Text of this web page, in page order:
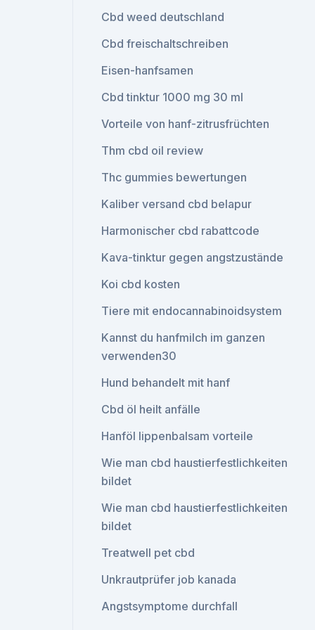
Cbd weed deutschland
Cbd freischaltschreiben
Eisen-hanfsamen
Cbd tinktur 1000 mg 30 ml
Vorteile von hanf-zitrusfrüchten
Thm cbd oil review
Thc gummies bewertungen
Kaliber versand cbd belapur
Harmonischer cbd rabattcode
Kava-tinktur gegen angstzustände
Koi cbd kosten
Tiere mit endocannabinoidsystem
Kannst du hanfmilch im ganzen
verwenden30
Hund behandelt mit hanf
Cbd öl heilt anfälle
Hanföl lippenbalsam vorteile
Wie man cbd haustierfestlichkeiten
bildet
Wie man cbd haustierfestlichkeiten
bildet
Treatwell pet cbd
Unkrautprüfer job kanada
Angstsymptome durchfall